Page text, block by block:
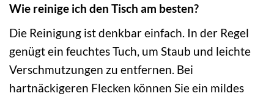
Wie reinige ich den Tisch am besten?
Die Reinigung ist denkbar einfach. In der Regel
genügt ein feuchtes Tuch, um Staub und leichte
Verschmutzungen zu entfernen. Bei
hartnäckigeren Flecken können Sie ein mildes